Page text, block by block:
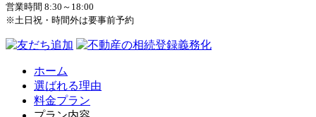
営業時間 8:30～18:00
※土日祝・時間外は要事前予約
ホーム
選ばれる理由
料金プラン